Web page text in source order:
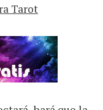
Tarot